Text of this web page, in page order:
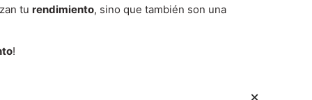
tu rendimiento, sino que también son una
!